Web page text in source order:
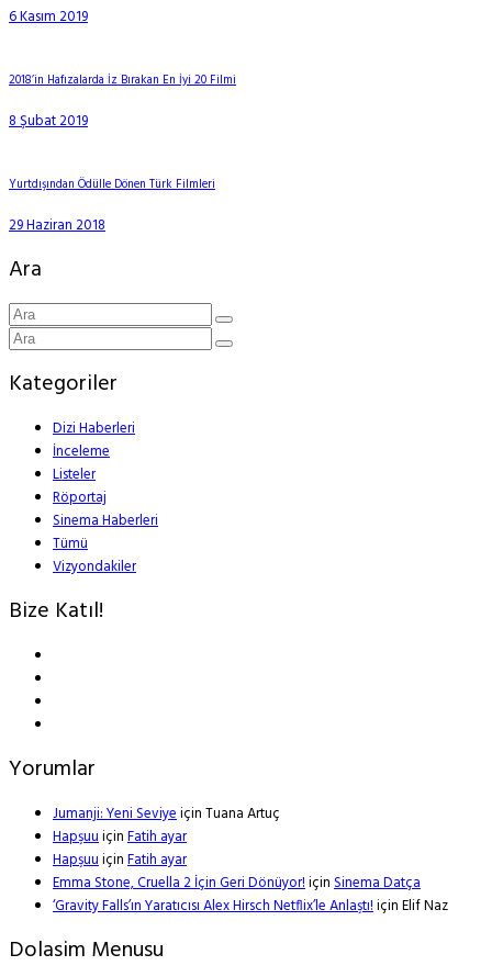
6 Kasım 2019
2018’in Hafızalarda İz Bırakan En İyi 20 Filmi
8 Şubat 2019
Yurtdışından Ödülle Dönen Türk Filmleri
29 Haziran 2018
Ara
Kategoriler
Dizi Haberleri
İnceleme
Listeler
Röportaj
Sinema Haberleri
Tümü
Vizyondakiler
Bize Katıl!
Yorumlar
Jumanji: Yeni SeviyeiçinTuana Artuç
HapşuuiçinFatih ayar
HapşuuiçinFatih ayar
Emma Stone, Cruella 2 İçin Geri Dönüyor!içinSinema Datça
‘Gravity Falls’ın Yaratıcısı Alex Hirsch Netflix’le Anlaştı!içinElif Naz
Dolasim Menusu